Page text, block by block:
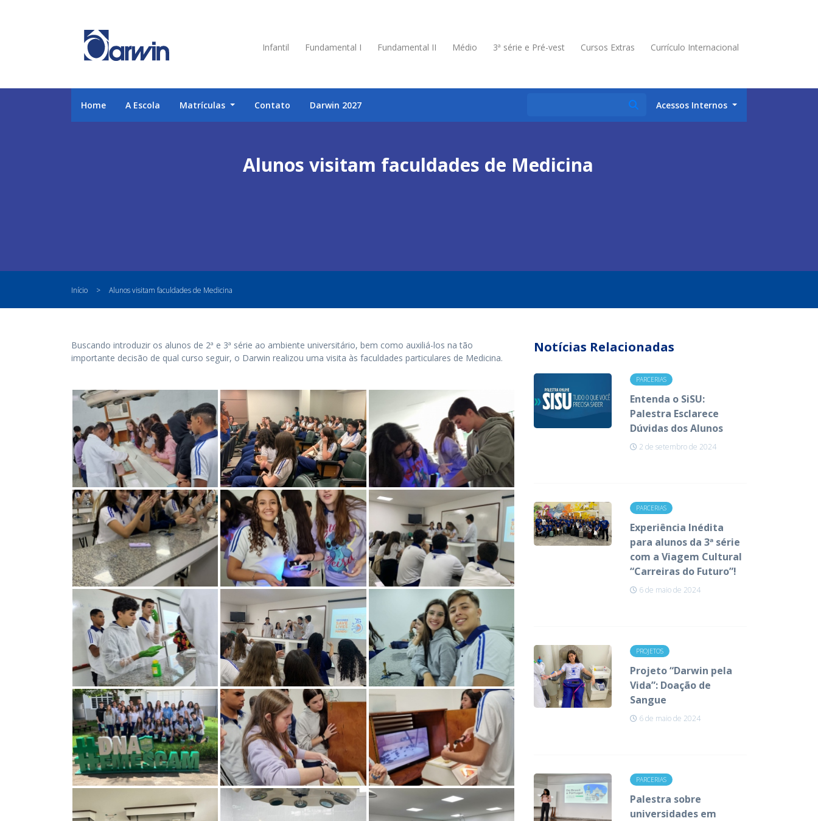
Infantil Fundamental I Fundamental II Médio 3ª série e Pré-vest Cursos Extras Currículo Internacional
Home A Escola Matrículas Contato Darwin 2027 Acessos Internos
Alunos visitam faculdades de Medicina
Início > Alunos visitam faculdades de Medicina
Buscando introduzir os alunos de 2ª e 3ª série ao ambiente universitário, bem como auxiliá-los na tão
importante decisão de qual curso seguir, o Darwin realizou uma visita às faculdades particulares de Medicina.
Notícias Relacionadas
PARCERIAS
Entenda o SiSU:
Palestra Esclarece
Dúvidas dos Alunos
2 de setembro de 2024
PARCERIAS
Experiência Inédita
para alunos da 3ª série
com a Viagem Cultural
“Carreiras do Futuro”!
6 de maio de 2024
PROJETOS
Projeto “Darwin pela
Vida”: Doação de
Sangue
6 de maio de 2024
PARCERIAS
Palestra sobre
universidades em